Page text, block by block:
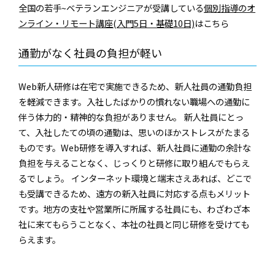
全国の若手~ベテランエンジニアが受講している個別指導のオ
ンライン・リモート講座(入門5日・基礎10日)はこちら
通勤がなく社員の負担が軽い
Web新人研修は在宅で実施できるため、新人社員の通勤負担
を軽減できます。入社したばかりの慣れない職場への通勤に
伴う体力的・精神的な負担がありません。 新人社員にとっ
て、入社したての頃の通勤は、思いのほかストレスがたまる
ものです。Web研修を導入すれば、新人社員に通勤の余計な
負担を与えることなく、じっくりと研修に取り組んでもらえ
るでしょう。 インターネット環境と端末さえあれば、どこで
も受講できるため、遠方の新入社員に対応する点もメリット
です。地方の支社や営業所に所属する社員にも、わざわざ本
社に来てもらうことなく、本社の社員と同じ研修を受けても
らえます。